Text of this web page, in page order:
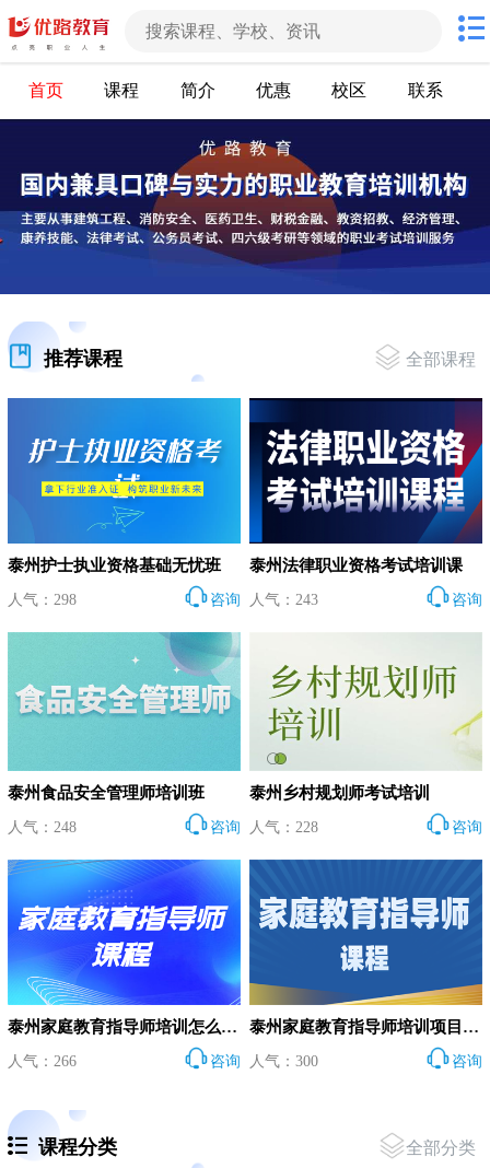
首页 课程 简介 优惠 校区 联系
推荐课程 全部课程
泰州护士执业资格基础无忧班
人气：298 咨询
泰州法律职业资格考试培训课
人气：243 咨询
泰州食品安全管理师培训班
人气：248 咨询
泰州乡村规划师考试培训
人气：228 咨询
泰州家庭教育指导师培训怎么收费？
人气：266 咨询
泰州家庭教育指导师培训项目在哪参加？
人气：300 咨询
课程分类 全部分类